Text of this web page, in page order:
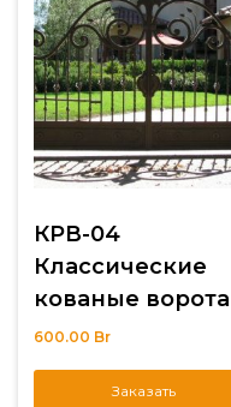
КРВ-04
Классические
кованые ворота
600.00 Br
Заказать